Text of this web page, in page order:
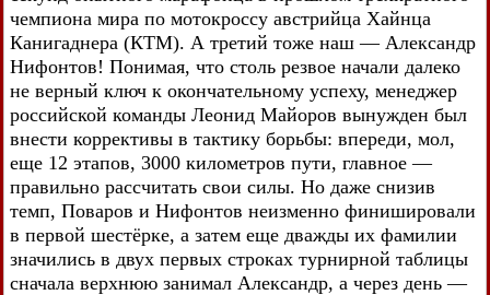
чемпиона мира по мотокроссу австрийца Хайнца
Канигаднера (КТМ). А третий тоже наш — Александр
Нифонтов! Понимая, что столь резвое начали далеко
не верный ключ к окончательному успеху, менеджер
российской команды Леонид Майоров вынужден был
внести коррективы в тактику борьбы: впереди, мол,
еще 12 этапов, 3000 километров пути, главное —
правильно рассчитать свои силы. Но даже снизив
темп, Поваров и Нифонтов неизменно финишировали
в первой шестёрке, а затем еще дважды их фамилии
значились в двух первых строках турнирной таблицы
сначала верхнюю занимал Александр, а через день —